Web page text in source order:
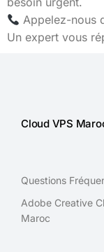
Appelez-nous
Un expert vous
Cloud VPS
Questions
Adobe Creative
Maroc